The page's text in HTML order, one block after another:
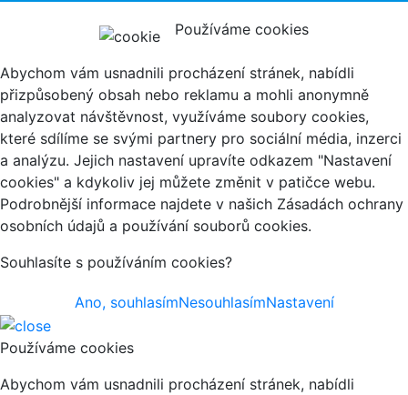
Používáme cookies
Abychom vám usnadnili procházení stránek, nabídli
přizpůsobený obsah nebo reklamu a mohli anonymně
analyzovat návštěvnost, využíváme soubory cookies,
které sdílíme se svými partnery pro sociální média, inzerci
a analýzu. Jejich nastavení upravíte odkazem "Nastavení
cookies" a kdykoliv jej můžete změnit v patičce webu.
Podrobnější informace najdete v našich Zásadách ochrany
osobních údajů a používání souborů cookies.
Souhlasíte s používáním cookies?
Ano, souhlasímNesouhlasímNastavení
Používáme cookies
Abychom vám usnadnili procházení stránek, nabídli